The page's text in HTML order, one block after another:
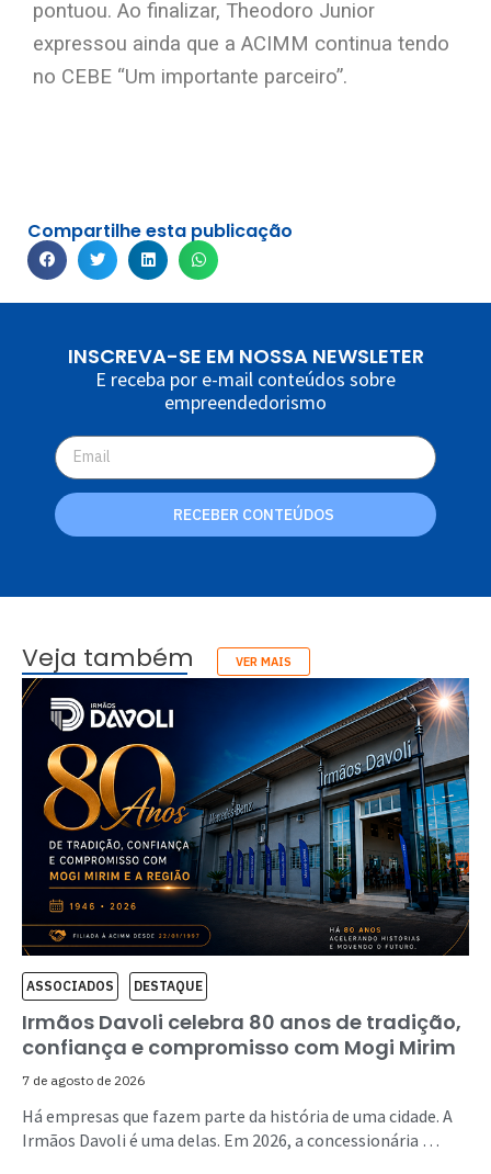
pontuou. Ao finalizar, Theodoro Junior
expressou ainda que a ACIMM continua tendo
no CEBE “Um importante parceiro”.
Compartilhe esta publicação
INSCREVA-SE EM NOSSA NEWSLETER
E receba por e-mail conteúdos sobre
empreendedorismo
RECEBER CONTEÚDOS
Veja também VER MAIS
ASSOCIADOS DESTAQUE
Irmãos Davoli celebra 80 anos de tradição,
confiança e compromisso com Mogi Mirim
7 de agosto de 2026
Há empresas que fazem parte da história de uma cidade. A
Irmãos Davoli é uma delas. Em 2026, a concessionária …